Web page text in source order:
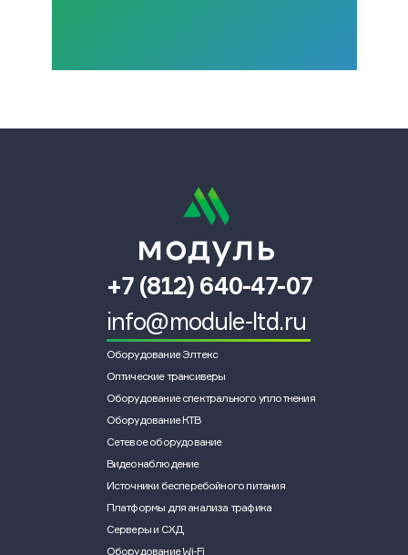
+7 (812) 640-47-07
info@module-ltd.ru
Оборудование Элтекс
Оптические трансиверы
Оборудование спектрального уплотнения
Оборудование КТВ
Сетевое оборудование
Видеонаблюдение
Источники бесперебойного питания
Платформы для анализа трафика
Серверы и СХД
Оборудование Wi-Fi